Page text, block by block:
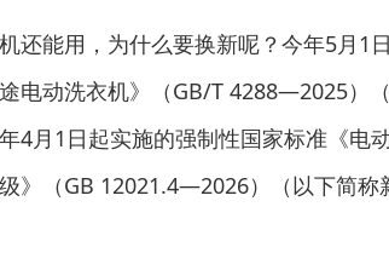
能用，为什么要换新呢？今年5月1
电动洗衣机》（GB/T 4288—2025）
4月1日起实施的强制性国家标准《电
》（GB 12021.4—2026）（以下简称